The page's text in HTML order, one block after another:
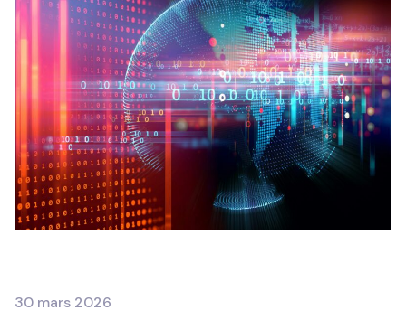
30 mars 2026